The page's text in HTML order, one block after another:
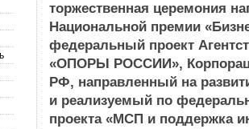
торжественная церемония
Национальной премии
федеральный проект
«ОПОРЫ РОССИИ»,
РФ, направленный на
и реализуемый по
проекта «МСП и поддержка